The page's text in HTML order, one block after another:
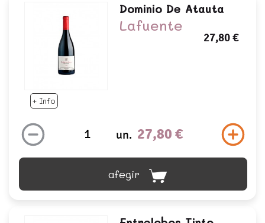
+ Info
Dominio De Atauta
Lafuente
27,80 €
un. 27,80 €
afegir